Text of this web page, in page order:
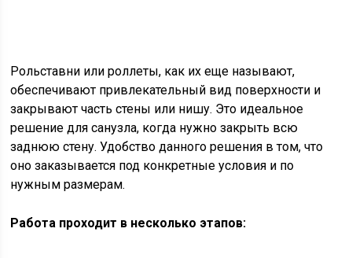
Рольставни или роллеты, как их еще называют,
обеспечивают привлекательный вид поверхности и
закрывают часть стены или нишу. Это идеальное
решение для санузла, когда нужно закрыть всю
заднюю стену. Удобство данного решения в том, что
оно заказывается под конкретные условия и по
нужным размерам.
Работа проходит в несколько этапов: